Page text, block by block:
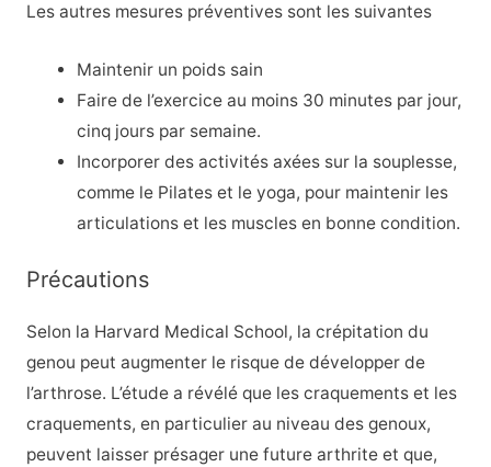
Les autres mesures préventives sont les suivantes
Maintenir un poids sain
Faire de l’exercice au moins 30 minutes par jour,
cinq jours par semaine.
Incorporer des activités axées sur la souplesse,
comme le Pilates et le yoga, pour maintenir les
articulations et les muscles en bonne condition.
Précautions
Selon la Harvard Medical School, la crépitation du
genou peut augmenter le risque de développer de
l’arthrose. L’étude a révélé que les craquements et les
craquements, en particulier au niveau des genoux,
peuvent laisser présager une future arthrite et que,